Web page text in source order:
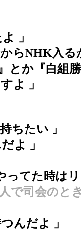
」
からNHK入る
とか『白組
よ 」
ちたい 」
よ 」
ってた時は
で司会のと
んだよ 」